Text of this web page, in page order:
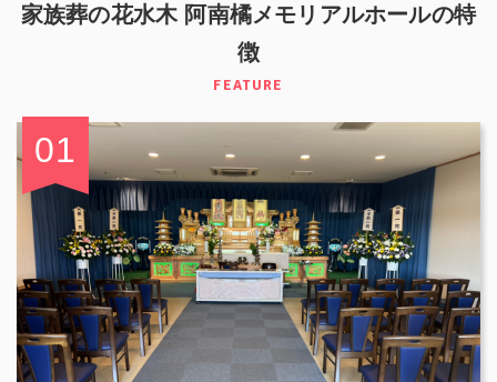
家族葬の花水木 阿南橘メモリアルホールの特
徴
FEATURE